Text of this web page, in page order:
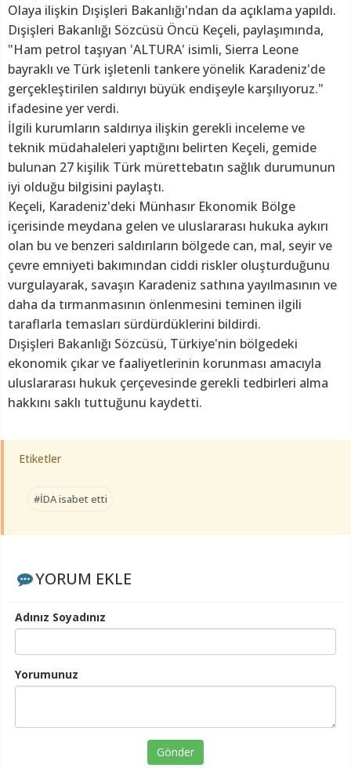
Olaya ilişkin Dışişleri Bakanlığı'ndan da açıklama yapıldı.
Dışişleri Bakanlığı Sözcüsü Öncü Keçeli, paylaşımında,
"Ham petrol taşıyan 'ALTURA' isimli, Sierra Leone
bayraklı ve Türk işletenli tankere yönelik Karadeniz'de
gerçekleştirilen saldırıyı büyük endişeyle karşılıyoruz."
ifadesine yer verdi.
İlgili kurumların saldırıya ilişkin gerekli inceleme ve
teknik müdahaleleri yaptığını belirten Keçeli, gemide
bulunan 27 kişilik Türk mürettebatın sağlık durumunun
iyi olduğu bilgisini paylaştı.
Keçeli, Karadeniz'deki Münhasır Ekonomik Bölge
içerisinde meydana gelen ve uluslararası hukuka aykırı
olan bu ve benzeri saldırıların bölgede can, mal, seyir ve
çevre emniyeti bakımından ciddi riskler oluşturduğunu
vurgulayarak, savaşın Karadeniz sathına yayılmasının ve
daha da tırmanmasının önlenmesini teminen ilgili
taraflarla temasları sürdürdüklerini bildirdi.
Dışişleri Bakanlığı Sözcüsü, Türkiye'nin bölgedeki
ekonomik çıkar ve faaliyetlerinin korunması amacıyla
uluslararası hukuk çerçevesinde gerekli tedbirleri alma
hakkını saklı tuttuğunu kaydetti.
Etiketler
#İDA isabet etti
YORUM EKLE
Adınız Soyadınız
Yorumunuz
Gönder